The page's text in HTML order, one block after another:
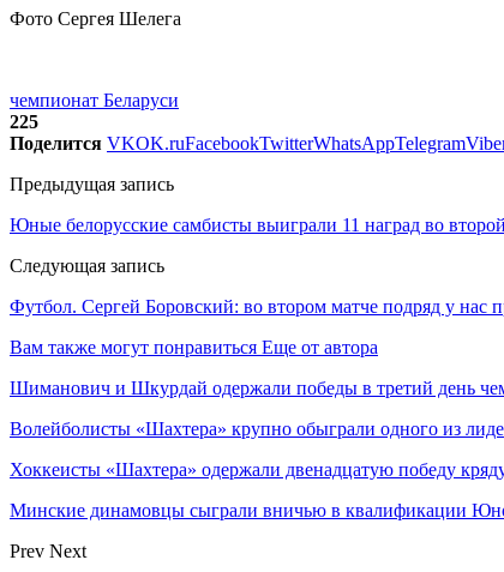
Фото Сергея Шелега
чемпионат Беларуси
225
Поделится VKOK.ruFacebookTwitterWhatsAppTelegram
Предыдущая запись
Юные белорусские самбисты выиграли 11 наград во
Следующая запись
Футбол. Сергей Боровский: во втором матче подряд у нас
Вам также могут понравиться Еще от автора
Шиманович и Шкурдай одержали победы в третий день
Волейболисты «Шахтера» крупно обыграли одного из
Хоккеисты «Шахтера» одержали двенадцатую победу
Минские динамовцы сыграли вничью в квалификации
Prev Next